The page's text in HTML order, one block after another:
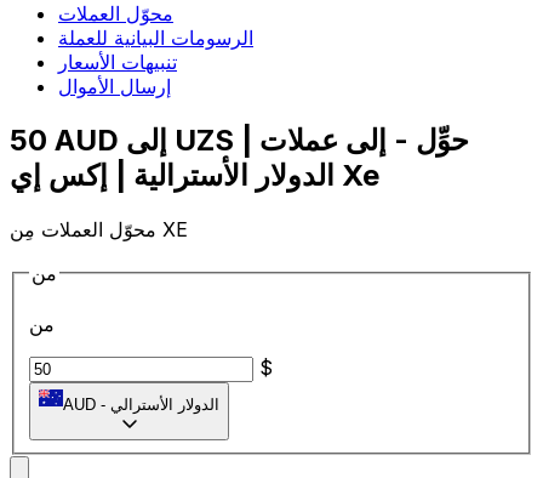
محوّل العملات
الرسومات البيانية للعملة
تنبيهات الأسعار
إرسال الأموال
50 AUD إلى UZS | حوِّل - إلى عملات
الدولار الأسترالية | إكس إي Xe
محوّل العملات مِن XE
من
من
$
AUD - الدولار الأسترالي